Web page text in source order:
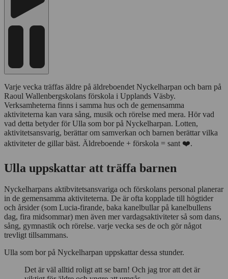
Varje vecka träffas äldre på äldreboendet Nyckelharpan och barn på
Raoul Wallenbergskolans förskola i Upplands Väsby.
Verksamheterna finns i samma hus och de gemensamma
aktiviteterna kan vara sång, musik och rörelse med mera. Hör vad
vad detta betyder för Ulla som bor på Nyckelharpan. Lotten,
aktivitetsansvarig, berättar om samverkan och barnen berättar vilka
aktiviteter de gillar bäst. Äldreboende + förskola = sant ❤️.
Ulla uppskattar att träffa barnen
Nyckelharpans aktibvitetsansvariga och förskolans personal planerar
in de gemensamma aktiviteterna. De är ofta kopplade till högtider
och årsider (som Lucia-firande, baka kanelbullar på kanelbullens
dag, fira midsommar) men även mer vardagsaktiviteter så som dans,
sång, gymnastik och rörelse. varje vecka ses de och gör något
trevligt tillsammans.
Ulla som bor på Nyckelharpan uppskattar dessa stunder.
Det är väl alltid roligt att se barn! Och jag tror att det är